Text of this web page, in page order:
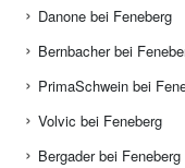
Danone bei Feneberg
Bernbacher bei
PrimaSchwein bei
Volvic bei Feneberg
Bergader bei Feneberg